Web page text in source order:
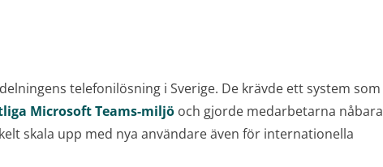
telefonilösning i Sverige. De krävde ett system som
Microsoft Teams-miljö och gjorde medarbetarna nåbara
skala upp med nya användare även för internationella